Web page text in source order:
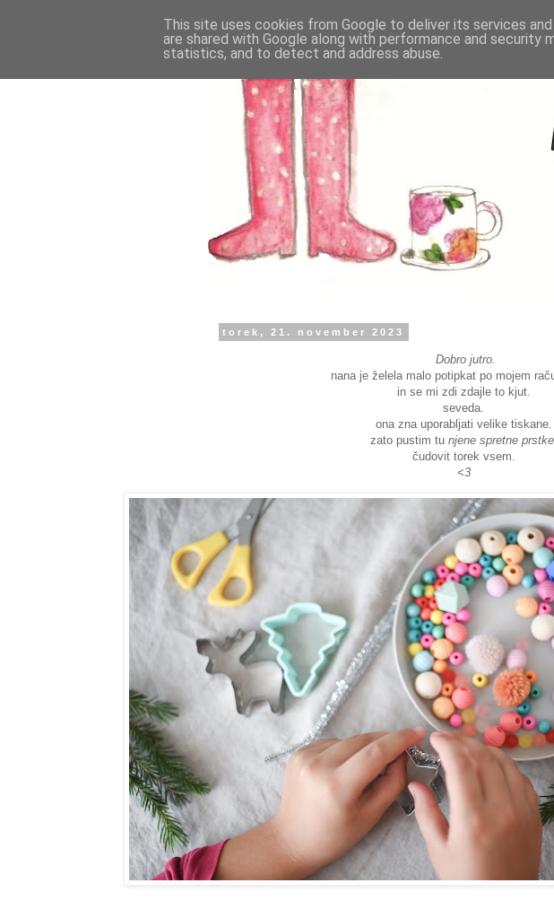
torek, 21. november 2023
Dobro jutro.
nana je želela malo potipkat po mojem
in se mi zdi zdajle to kjut.
seveda.
ona zna uporabljati velike tiskane.
zato pustim tu njene spretne prstke
čudovit torek vsem.
<3
This site uses cookies from Google to deliver its services
are shared with Google along with performance and
statistics, and to detect and address abuse.